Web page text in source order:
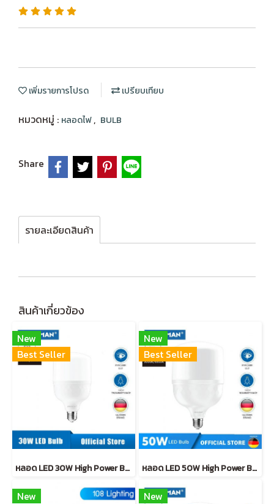
เพิ่มรายการโปรด เปรียบเทียบ
หมวดหมู่ : หลอดไฟ, BULB
Share
รายละเอียดสินค้า
สินค้าเกี่ยวข้อง
New
Best Seller
หลอด LED 30W High Power Bulb (ขั้วเกลียว E27 )
New
Best Seller
หลอด LED 50W High Power Bulb (ขั้วเกลียว E27 )
New
New